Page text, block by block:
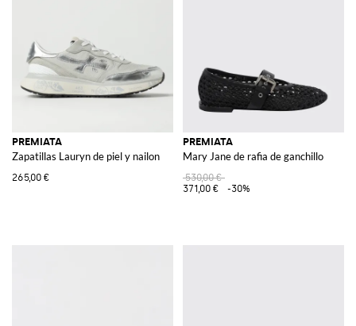
PREMIATA
Zapatillas Lauryn de piel y nailon
265,00 €
PREMIATA
Mary Jane de rafia de ganchillo
530,00 €
371,00 €
-30%